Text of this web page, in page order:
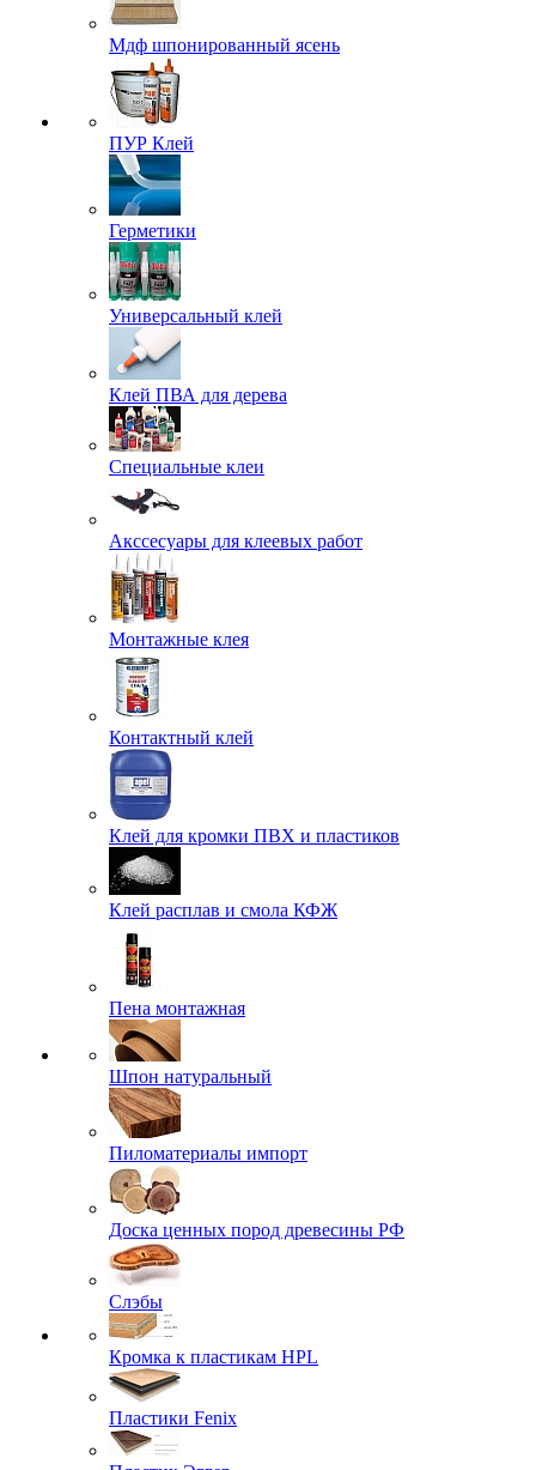
Мдф шпонированный ясень
ПУР Клей
Герметики
Универсальный клей
Клей ПВА для дерева
Специальные клеи
Акссесуары для клеевых работ
Монтажные клея
Контактный клей
Клей для кромки ПВХ и пластиков
Клей расплав и смола КФЖ
Пена монтажная
Шпон натуральный
Пиломатериалы импорт
Доска ценных пород древесины РФ
Слэбы
Кромка к пластикам HPL
Пластики Fenix